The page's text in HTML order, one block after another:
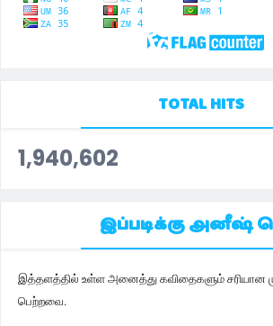
TOTAL HITS
1,940,602
இப்படிக்கு அனீஷ்
இத்தளத்தில் உள்ள அனைத்து கவிதைகளும் சரியான
பெற்றவை.